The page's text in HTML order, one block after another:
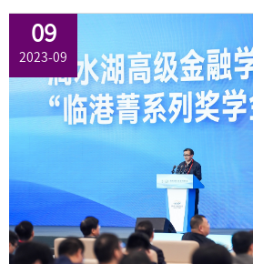
09
2023-09